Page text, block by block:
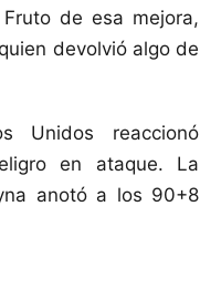
de esa mejora,
devolvió algo de
Unidos reaccionó
en ataque. La
anotó a los 90+8